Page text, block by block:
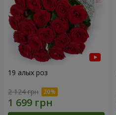
19 алых роз
2 124 грн